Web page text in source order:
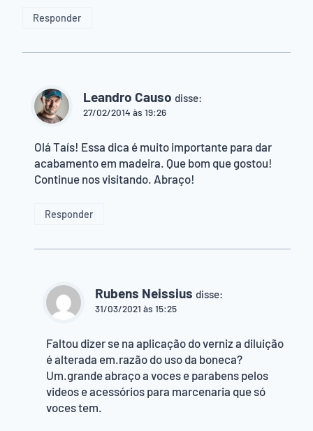
Responder
Leandro Causo disse:
27/02/2014 às 19:26
Olá Taís! Essa dica é muito importante para dar
acabamento em madeira. Que bom que gostou!
Continue nos visitando. Abraço!
Responder
Rubens Neissius disse:
31/03/2021 às 15:25
Faltou dizer se na aplicação do verniz a diluição
é alterada em.razão do uso da boneca?
Um.grande abraço a voces e parabens pelos
videos e acessórios para marcenaria que só
voces tem.